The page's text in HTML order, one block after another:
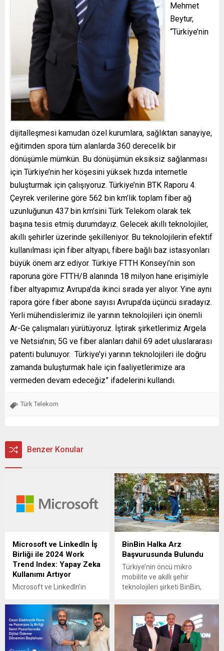
Mehmet
Beytur,
“Türkiye’nin
dijitalleşmesi kamudan özel kurumlara, sağlıktan sanayiye,
eğitimden spora tüm alanlarda 360 derecelik bir
dönüşümle mümkün. Bu dönüşümün eksiksiz sağlanması
için Türkiye’nin her köşesini yüksek hızda internetle
buluşturmak için çalışıyoruz. Türkiye’nin BTK Raporu 4.
Çeyrek verilerine göre 562 bin km’lik toplam fiber ağ
uzunluğunun 437 bin km’sini Türk Telekom olarak tek
başına tesis etmiş durumdayız. Gelecek akıllı teknolojiler,
akıllı şehirler üzerinde şekilleniyor. Bu teknolojilerin efektif
kullanılması için fiber altyapı, fibere bağlı baz istasyonları
büyük önem arz ediyor. Türkiye FTTH Konseyi’nin son
raporuna göre FTTH/B alanında 18 milyon hane erişimiyle
fiber altyapımız Avrupa’da ikinci sırada yer alıyor. Yine aynı
rapora göre fiber abone sayısı Avrupa’da üçüncü sıradayız.
Yerli mühendislerimiz ile yarının teknolojileri için önemli
Ar-Ge çalışmaları yürütüyoruz. İştirak şirketlerimiz Argela
ve Netsia’nın; 5G ve fiber alanları dahil 69 adet uluslararası
patenti bulunuyor. Türkiye’yi yarının teknolojileri ile doğru
zamanda buluşturmak hale için faaliyetlerimize ara
vermeden devam edeceğiz” ifadelerini kullandı.
Türk Telekom
Benzer Konular
Microsoft ve LinkedIn İş
Birliği ile 2024 Work
Trend Index: Yapay Zeka
Kullanımı Artıyor
Microsoft ve LinkedIn’in
Work Trend Index Raporu,
yapay zekanın iş gücündeki
etkisini kapsamlı bir şekilde
inceliyor. 31 ülkeden 31 bin
kişinin katılımıyla
BinBin Halka Arz
Başvurusunda Bulundu
Türkiye’nin öncü mikro
mobilite ve akıllı şehir
teknolojileri şirketi BinBin,
başladığını duyurmuştu.
1000 Yatırımlar Holding’in
%89 hissesine sahip olduğu
BinBin, Halka arz
başvurusunda bulundu.